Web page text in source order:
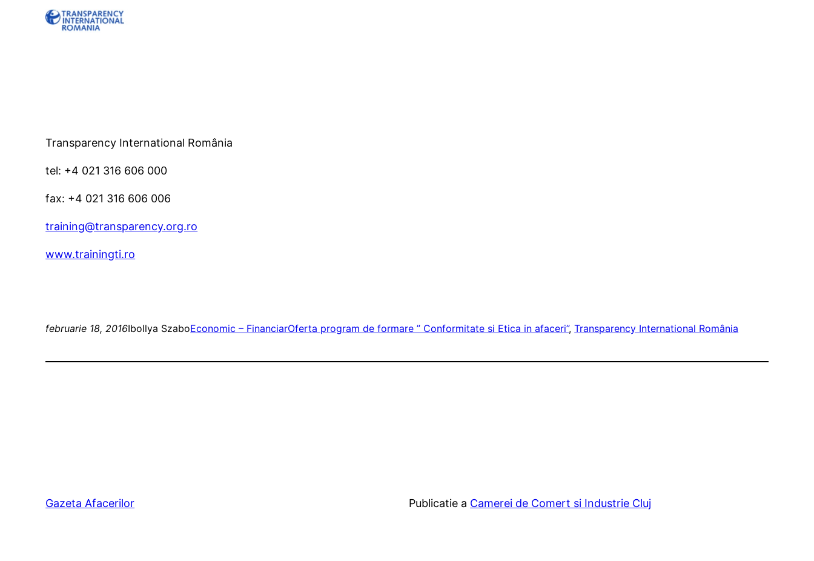
Transparency International România
tel: +4 021 316 606 000
fax: +4 021 316 606 006
training@transparency.org.ro
www.trainingti.ro
februarie 18, 2016Ibollya SzaboEconomic – FinanciarOferta program de formare ” Conformitate si Etica in afaceri”, Transparency International România
Gazeta Afacerilor Publicatie a Camerei de Comert si Industrie Cluj